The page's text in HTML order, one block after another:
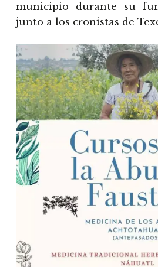
municipio durante su
junto a los cronistas de